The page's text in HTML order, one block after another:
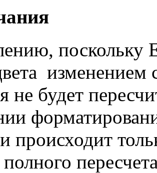
поскольку
изменением
не будет
происходит